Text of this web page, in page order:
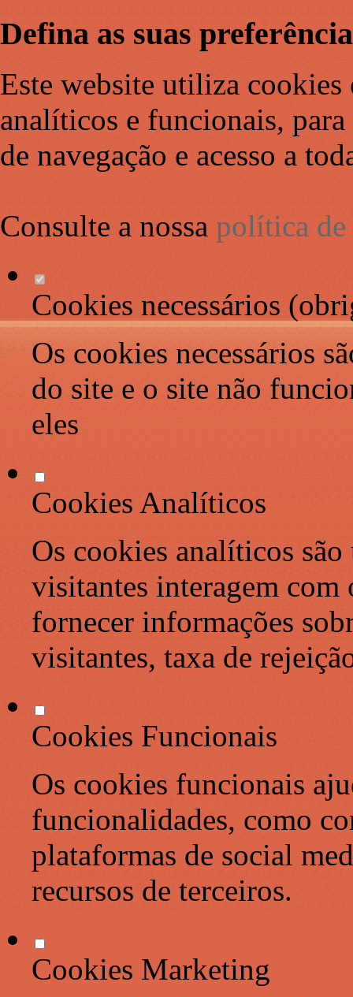
Defina as suas
Este website utiliza cookies
analíticos e funcionais,
de navegação e acesso a
Consulte a nossa política de
Cookies necessários
Os cookies necessários
do site e o site não
eles
Cookies Analíticos
Os cookies analíticos são
visitantes interagem com
fornecer informações
visitantes, taxa de
Cookies Funcionais
Os cookies funcionais
funcionalidades, como
plataformas de social
recursos de terceiros.
Cookies Marketing